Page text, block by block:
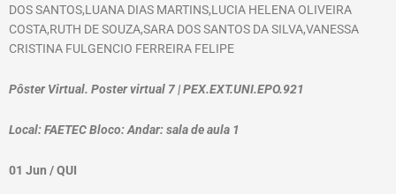
DOS SANTOS,LUANA DIAS MARTINS,LUCIA HELENA OLIVEIRA
COSTA,RUTH DE SOUZA,SARA DOS SANTOS DA SILVA,VANESSA
CRISTINA FULGENCIO FERREIRA FELIPE
Pôster Virtual. Poster virtual 7 | PEX.EXT.UNI.EPO.921
Local: FAETEC Bloco: Andar: sala de aula 1
01 Jun / QUI